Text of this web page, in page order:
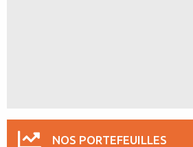
NOS PORTEFEUILLES